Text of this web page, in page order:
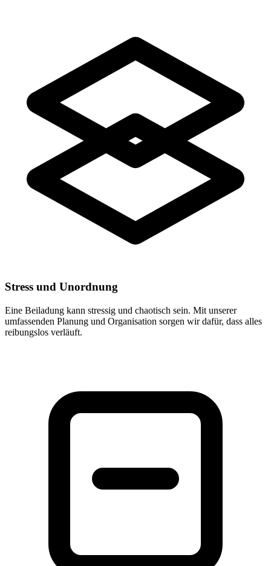
Stress und Unordnung
Eine Beiladung kann stressig und chaotisch sein. Mit unserer
umfassenden Planung und Organisation sorgen wir dafür, dass alles
reibungslos verläuft.